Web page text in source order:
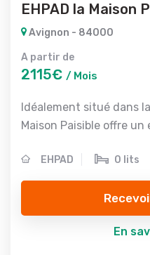
EHPAD la Maison
Avignon - 84000
A partir de
2115€ / Mois
Idéalement situé dans
Maison Paisible offre
EHPAD 0 lits
En